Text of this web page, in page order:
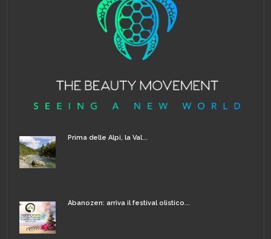
Prima delle Alpi, la Val...
Abanozen: arriva il festival olistico...